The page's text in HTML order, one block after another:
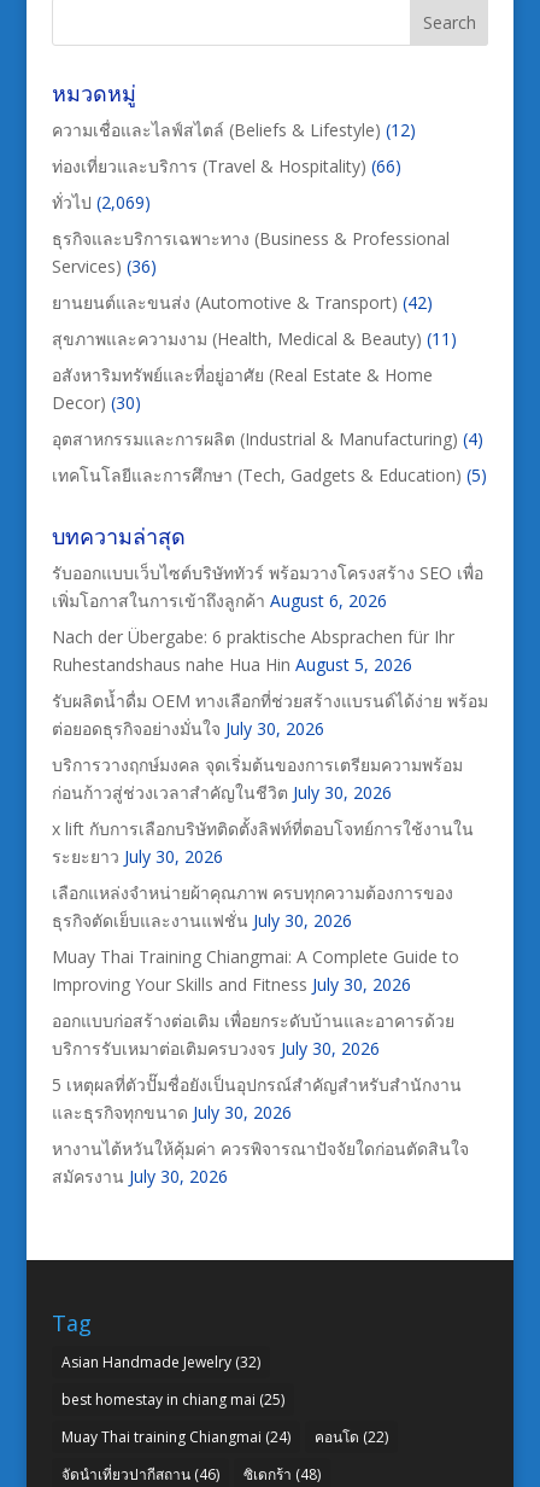
หมวดหมู่
ความเชื่อและไลฟ์สไตล์ (Beliefs & Lifestyle) (12)
ท่องเที่ยวและบริการ (Travel & Hospitality) (66)
ทั่วไป (2,069)
ธุรกิจและบริการเฉพาะทาง (Business & Professional
Services) (36)
ยานยนต์และขนส่ง (Automotive & Transport) (42)
สุขภาพและความงาม (Health, Medical & Beauty) (11)
อสังหาริมทรัพย์และที่อยู่อาศัย (Real Estate & Home
Decor) (30)
อุตสาหกรรมและการผลิต (Industrial & Manufacturing) (4)
เทคโนโลยีและการศึกษา (Tech, Gadgets & Education) (5)
บทความล่าสุด
รับออกแบบเว็บไซต์บริษัททัวร์ พร้อมวางโครงสร้าง SEO เพื่อ
เพิ่มโอกาสในการเข้าถึงลูกค้า August 6, 2026
Nach der Übergabe: 6 praktische Absprachen für Ihr
Ruhestandshaus nahe Hua Hin August 5, 2026
รับผลิตน้ำดื่ม OEM ทางเลือกที่ช่วยสร้างแบรนด์ได้ง่าย พร้อม
ต่อยอดธุรกิจอย่างมั่นใจ July 30, 2026
บริการวางฤกษ์มงคล จุดเริ่มต้นของการเตรียมความพร้อม
ก่อนก้าวสู่ช่วงเวลาสำคัญในชีวิต July 30, 2026
x lift กับการเลือกบริษัทติดตั้งลิฟท์ที่ตอบโจทย์การใช้งานใน
ระยะยาว July 30, 2026
เลือกแหล่งจำหน่ายผ้าคุณภาพ ครบทุกความต้องการของ
ธุรกิจตัดเย็บและงานแฟชั่น July 30, 2026
Muay Thai Training Chiangmai: A Complete Guide to
Improving Your Skills and Fitness July 30, 2026
ออกแบบก่อสร้างต่อเติม เพื่อยกระดับบ้านและอาคารด้วย
บริการรับเหมาต่อเติมครบวงจร July 30, 2026
5 เหตุผลที่ตัวปั๊มชื่อยังเป็นอุปกรณ์สำคัญสำหรับสำนักงาน
และธุรกิจทุกขนาด July 30, 2026
หางานไต้หวันให้คุ้มค่า ควรพิจารณาปัจจัยใดก่อนตัดสินใจ
สมัครงาน July 30, 2026
Tag
Asian Handmade Jewelry(32)
best homestay in chiang mai (25)
Muay Thai training Chiangmai (24) คอนโด (22)
จัดนำเที่ยวปากีสถาน(46) ซิเดกร้า (48)